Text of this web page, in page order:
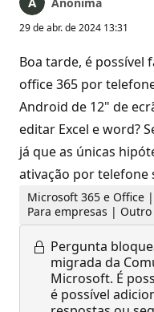
29 de abr. de 2024 13:31
Boa tarde, é possível
office 365 por
Android de 12" de
editar Excel e word?
já que as únicas
ativação por telefone
Microsoft 365 e Office
Para empresas | Outro
Pergunta
migrada da
Microsoft. É
é possível